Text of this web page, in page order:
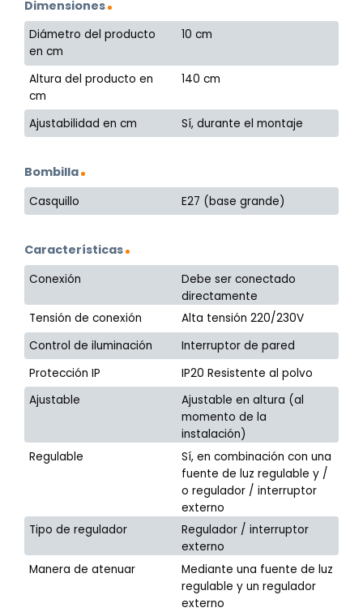
Dimensiones
Diámetro del producto
en cm
10 cm
Altura del producto en
cm
140 cm
Ajustabilidad en cm Sí, durante el montaje
Bombilla
Casquillo E27 (base grande)
Características
Conexión
Debe ser conectado
directamente
Tensión de conexión
Alta tensión 220/230V
Control de iluminación
Interruptor de pared
Protección IP
IP20 Resistente al polvo
Ajustable
Ajustable en altura (al
momento de la
instalación)
Regulable
Sí, en combinación con una
fuente de luz regulable y /
o regulador / interruptor
externo
Tipo de regulador
Regulador / interruptor
externo
Manera de atenuar
Mediante una fuente de luz
regulable y un regulador
externo